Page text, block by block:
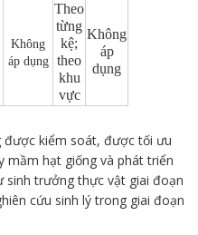
Không
áp dụng
Theo
từng
kệ;
theo
khu
vực
Không
áp
dụng
được kiểm soát, được tối ưu
mầm hạt giống và phát triển
sinh trưởng thực vật giai đoạn
cứu sinh lý trong giai đoạn